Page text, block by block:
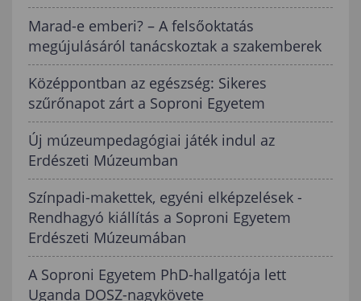
Marad-e emberi? – A felsőoktatás
megújulásáról tanácskoztak a szakemberek
Középpontban az egészség: Sikeres
szűrőnapot zárt a Soproni Egyetem
Új múzeumpedagógiai játék indul az
Erdészeti Múzeumban
Színpadi-makettek, egyéni elképzelések -
Rendhagyó kiállítás a Soproni Egyetem
Erdészeti Múzeumában
A Soproni Egyetem PhD-hallgatója lett
Uganda DOSZ-nagykövete